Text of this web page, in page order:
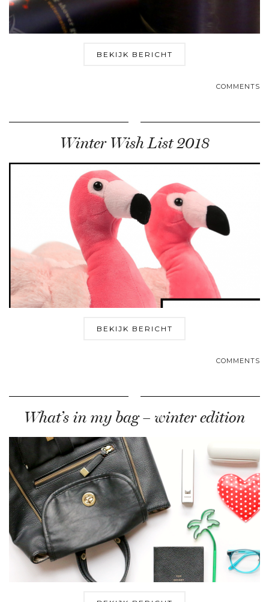
BEKIJK BERICHT
COMMENTS
Winter Wish List 2018
BEKIJK BERICHT
COMMENTS
What’s in my bag – winter edition